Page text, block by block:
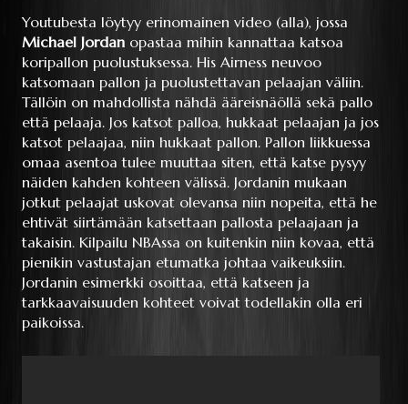
Youtubesta löytyy erinomainen video (alla), jossa
Michael Jordan opastaa mihin kannattaa katsoa
koripallon puolustuksessa. His Airness neuvoo
katsomaan pallon ja puolustettavan pelaajan väliin.
Tällöin on mahdollista nähdä ääreisnäöllä sekä pallo
että pelaaja. Jos katsot palloa, hukkaat pelaajan ja jos
katsot pelaajaa, niin hukkaat pallon. Pallon liikkuessa
omaa asentoa tulee muuttaa siten, että katse pysyy
näiden kahden kohteen välissä. Jordanin mukaan
jotkut pelaajat uskovat olevansa niin nopeita, että he
ehtivät siirtämään katsettaan pallosta pelaajaan ja
takaisin. Kilpailu NBAssa on kuitenkin niin kovaa, että
pienikin vastustajan etumatka johtaa vaikeuksiin.
Jordanin esimerkki osoittaa, että katseen ja
tarkkaavaisuuden kohteet voivat todellakin olla eri
paikoissa.